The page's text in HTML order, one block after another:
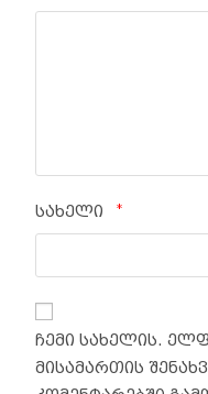
სახელი *
ჩემი სახელის.
მისამართის